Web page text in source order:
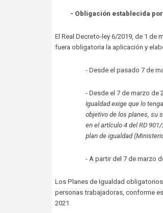
- Obligación establecida
El Real Decreto-ley 6/2019, de 1 de
fuera obligatoria la aplicación y
- Desde el pasado 7 de
- Desde el 7 de marzo de
Igualdad exige que lo
objetivo de los planes, su
en el artículo 4 del RD
plan de igualdad
- A partir del 7 de marzo
Los Planes de Igualdad
personas trabajadoras, conforme
2021.